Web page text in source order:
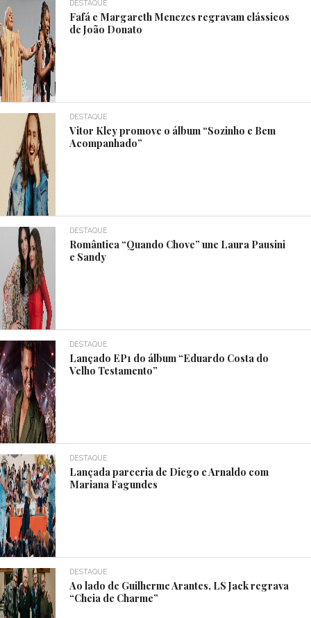
DESTAQUE
Fafá e Margareth Menezes regravam clássicos
de João Donato
DESTAQUE
Vitor Kley promove o álbum “Sozinho e Bem
Acompanhado”
DESTAQUE
Romântica “Quando Chove” une Laura Pausini
e Sandy
DESTAQUE
Lançado EP1 do álbum “Eduardo Costa do
Velho Testamento”
DESTAQUE
Lançada parceria de Diego e Arnaldo com
Mariana Fagundes
DESTAQUE
Ao lado de Guilherme Arantes, LS Jack regrava
“Cheia de Charme”